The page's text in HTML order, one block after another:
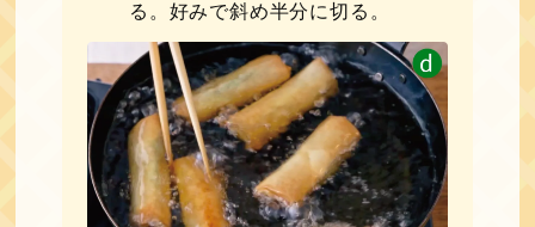
る。好みで斜め半分に切る。